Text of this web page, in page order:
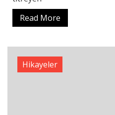
Read More
Hikayeler